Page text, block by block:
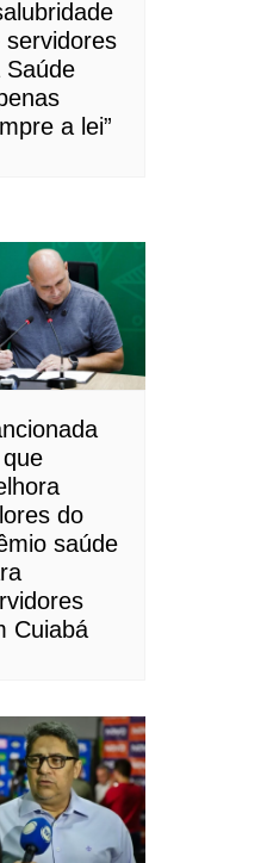
servidores
Saúde
a lei”
que
do
saúde
Cuiabá